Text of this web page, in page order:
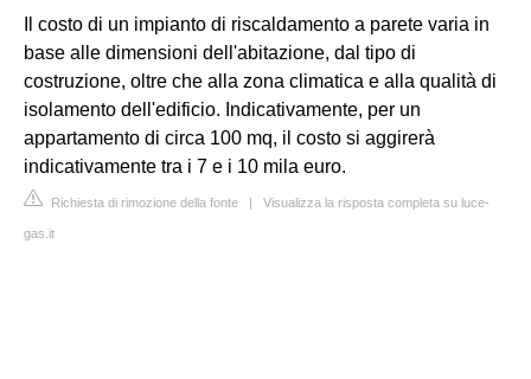
Il costo di un impianto di riscaldamento a parete varia in
base alle dimensioni dell'abitazione, dal tipo di
costruzione, oltre che alla zona climatica e alla qualità di
isolamento dell'edificio. Indicativamente, per un
appartamento di circa 100 mq, il costo si aggirerà
indicativamente tra i 7 e i 10 mila euro.
Richiesta di rimozione della fonte | Visualizza la risposta completa su luce-
gas.it